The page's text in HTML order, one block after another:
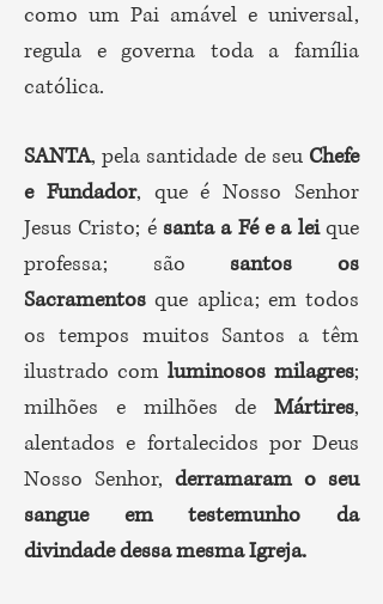
como um Pai amável e universal,
regula e governa toda a família
católica.
SANTA, pela santidade de seu Chefe
e Fundador, que é Nosso Senhor
Jesus Cristo; é santa a Fé e a leique
professa; são santos os
Sacramentos que aplica; em todos
os tempos muitos Santos a têm
ilustrado com luminosos milagres;
milhões e milhões de Mártires,
alentados e fortalecidos por Deus
Nosso Senhor, derramaram o seu
sangue em testemunho da
divindade dessa mesma Igreja.